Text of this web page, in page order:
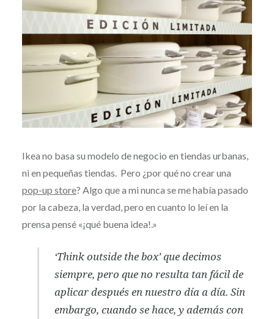
Ikea no basa su modelo de negocio en tiendas urbanas,
ni en pequeñas tiendas. Pero ¿por qué no crear una
pop-up store? Algo que a mi nunca se me había pasado
por la cabeza, la verdad, pero en cuanto lo leí en la
prensa pensé «¡qué buena idea!.»
‘Think outside the box’ que decimos
siempre, pero que no resulta tan fácil de
aplicar después en nuestro día a día. Sin
embargo, cuando se hace, y además con